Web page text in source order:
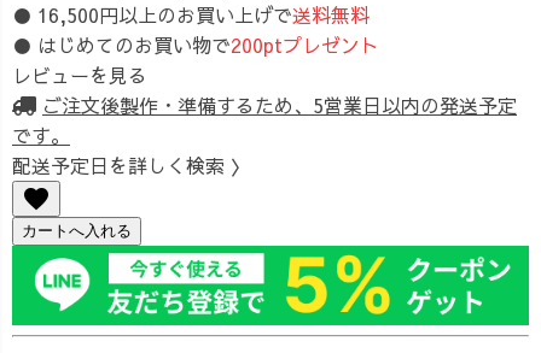
● 16,500円以上のお買い上げで送料無料
● はじめてのお買い物で200ptプレゼント
レビューを見る
ご注文後製作・準備するため、5営業日以内の発送予定
です。
配送予定日を詳しく検索 〉
favorite
カートへ入れる